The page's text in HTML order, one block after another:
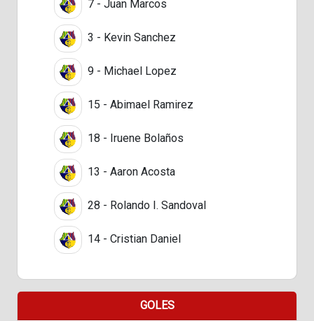
7 - Juan Marcos
3 - Kevin Sanchez
9 - Michael Lopez
15 - Abimael Ramirez
18 - Iruene Bolaños
13 - Aaron Acosta
28 - Rolando I. Sandoval
14 - Cristian Daniel
GOLES